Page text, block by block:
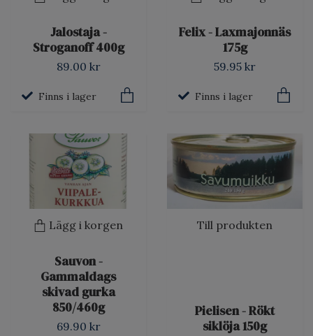
Jalostaja -
Stroganoff 400g
89.00 kr
Finns i lager
Felix - Laxmajonnäs
175g
59.95 kr
Finns i lager
Lägg i korgen
Sauvon -
Gammaldags
skivad gurka
850/460g
69.90 kr
Till produkten
Pielisen - Rökt
siklöja 150g